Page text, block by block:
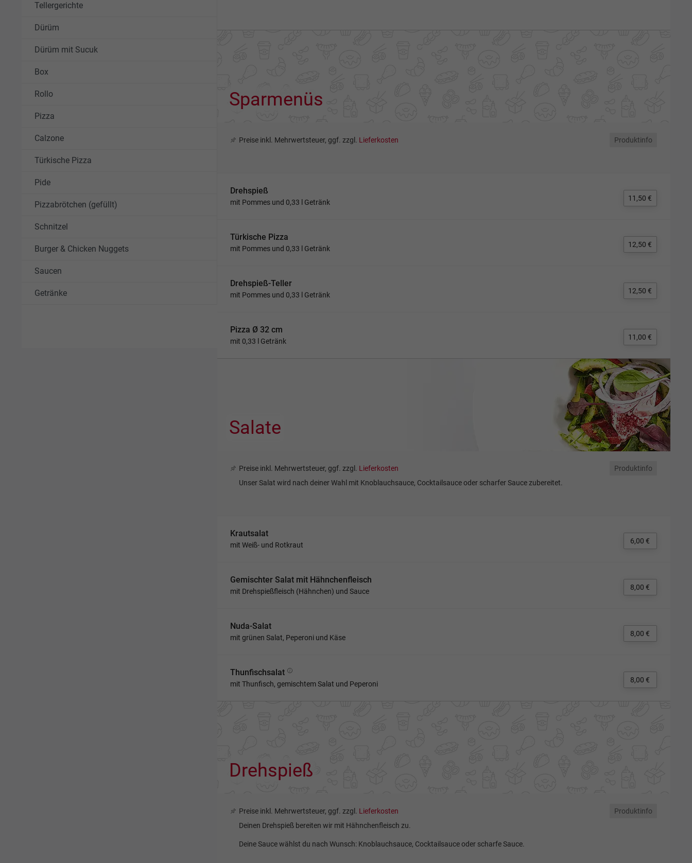
Tellergerichte
Dürüm
Dürüm mit Sucuk
Box
Rollo
Pizza
Calzone
Türkische Pizza
Pide
Pizzabrötchen (gefüllt)
Schnitzel
Burger & Chicken Nuggets
Saucen
Getränke
Sparmenüs
Preise inkl. Mehrwertsteuer, ggf. zzgl. Lieferkosten Produktinfo
Drehspieß
mit Pommes und 0,33 l Getränk 11,50 €
Türkische Pizza
mit Pommes und 0,33 l Getränk 12,50 €
Drehspieß-Teller
mit Pommes und 0,33 l Getränk 12,50 €
Pizza Ø 32 cm
mit 0,33 l Getränk 11,00 €
Salate
Preise inkl. Mehrwertsteuer, ggf. zzgl. Lieferkosten
Produktinfo
Unser Salat wird nach deiner Wahl mit Knoblauchsauce, Cocktailsauce oder scharfer Sauce zubereitet.
Krautsalat
mit Weiß- und Rotkraut 6,00 €
Gemischter Salat mit Hähnchenfleisch
mit Drehspießfleisch (Hähnchen) und Sauce 8,00 €
Nuda-Salat
mit grünen Salat, Peperoni und Käse 8,00 €
Thunfischsalat
mit Thunfisch, gemischtem Salat und Peperoni 8,00 €
Drehspieß
Preise inkl. Mehrwertsteuer, ggf. zzgl. Lieferkosten
Produktinfo
Deinen Drehspieß bereiten wir mit Hähnchenfleisch zu.
Deine Sauce wählst du nach Wunsch: Knoblauchsauce, Cocktailsauce oder scharfe Sauce.